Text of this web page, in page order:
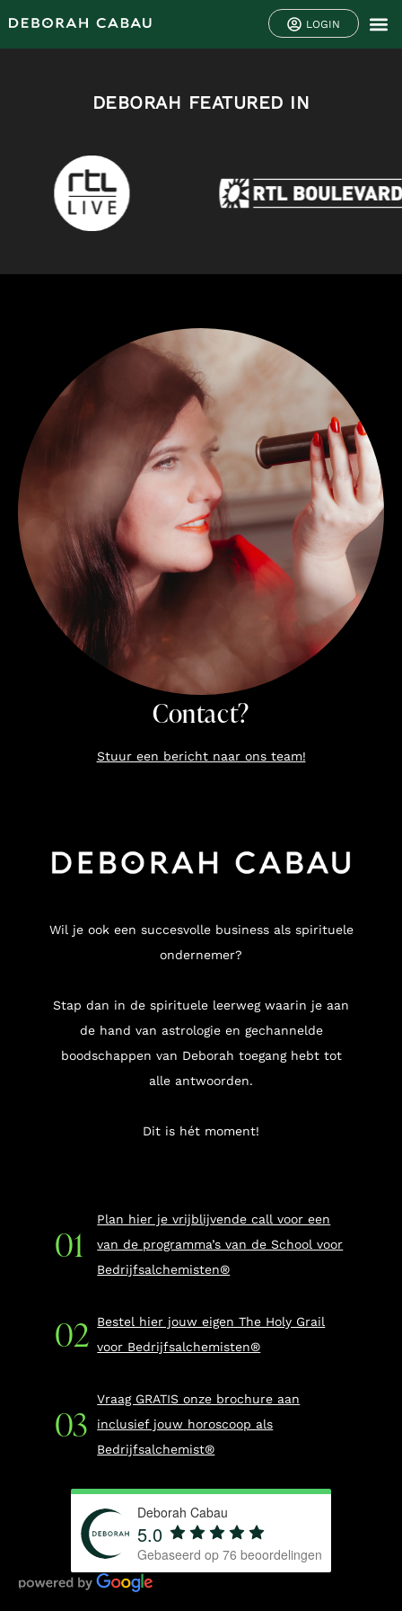
LOGIN
DEBORAH FEATURED IN
Contact?
Stuur een bericht naar ons team!
Wil je ook een succesvolle business als spirituele
ondernemer?
Stap dan in de spirituele leerweg waarin je aan
de hand van astrologie en gechannelde
boodschappen van Deborah toegang hebt tot
alle antwoorden.
Dit is hét moment!
Plan hier je vrijblijvende call voor een
van de programma’s van de School voor
Bedrijfsalchemisten®
Bestel hier jouw eigen The Holy Grail
voor Bedrijfsalchemisten®
Vraag GRATIS onze brochure aan
inclusief jouw horoscoop als
Bedrijfsalchemist®
Deborah Cabau
5.0
Gebaseerd op 76 beoordelingen